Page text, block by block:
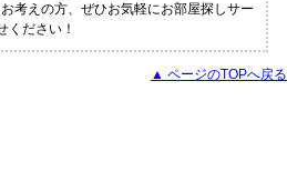
考えの方、ぜひお気軽にお部屋探しサー
ください！
▲ ページのTOPへ戻る